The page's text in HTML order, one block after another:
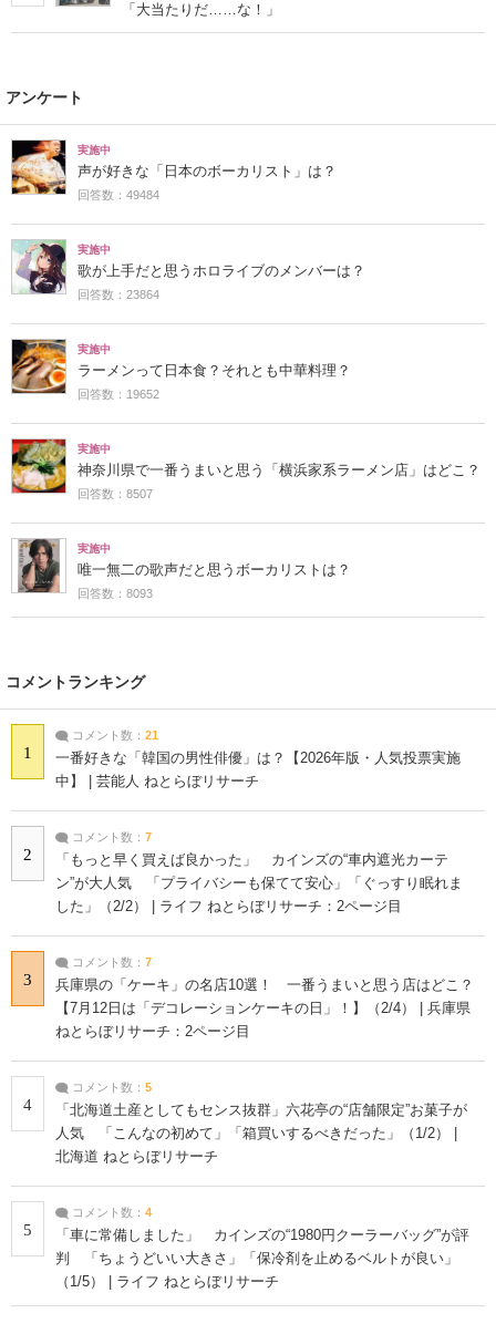
「大当たりだ……な！」
アンケート
実施中
声が好きな「日本のボーカリスト」は？
回答数：49484
実施中
歌が上手だと思うホロライブのメンバーは？
回答数：23864
実施中
ラーメンって日本食？それとも中華料理？
回答数：19652
実施中
神奈川県で一番うまいと思う「横浜家系ラーメン店」はどこ？
回答数：8507
実施中
唯一無二の歌声だと思うボーカリストは？
回答数：8093
コメントランキング
1
コメント数： 21
一番好きな「韓国の男性俳優」は？【2026年版・人気投票実施
中】 | 芸能人 ねとらぼリサーチ
2
コメント数： 7
「もっと早く買えば良かった」 カインズの“車内遮光カーテ
ン”が大人気 「プライバシーも保てて安心」「ぐっすり眠れま
した」（2/2） | ライフ ねとらぼリサーチ：2ページ目
3
コメント数： 7
兵庫県の「ケーキ」の名店10選！ 一番うまいと思う店はどこ？
【7月12日は「デコレーションケーキの日」！】（2/4） | 兵庫県
ねとらぼリサーチ：2ページ目
4
コメント数： 5
「北海道土産としてもセンス抜群」六花亭の“店舗限定”お菓子が
人気 「こんなの初めて」「箱買いするべきだった」（1/2） |
北海道 ねとらぼリサーチ
5
コメント数： 4
「車に常備しました」 カインズの“1980円クーラーバッグ”が評
判 「ちょうどいい大きさ」「保冷剤を止めるベルトが良い」
（1/5） | ライフ ねとらぼリサーチ